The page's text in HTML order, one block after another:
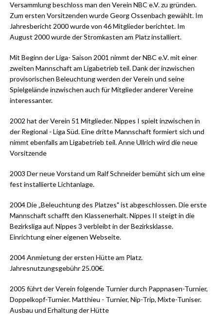
Versammlung beschloss man den Verein NBC e.V. zu gründen.
Zum ersten Vorsitzenden wurde Georg Ossenbach gewählt. Im
Jahresbericht 2000 wurde von 46 Mitglieder berichtet. Im
August 2000 wurde der Stromkasten am Platz installiert.
Mit Beginn der Liga- Saison 2001 nimmt der NBC e.V. mit einer
zweiten Mannschaft am Ligabetrieb teil. Dank der inzwischen
provisorischen Beleuchtung werden der Verein und seine
Spielgelände inzwischen auch für Mitglieder anderer Vereine
interessanter.
2002 hat der Verein 51 Mitglieder. Nippes I spielt inzwischen in
der Regional - Liga Süd. Eine dritte Mannschaft formiert sich und
nimmt ebenfalls am Ligabetrieb teil. Anne Ullrich wird die neue
Vorsitzende
2003 Der neue Vorstand um Ralf Schneider bemüht sich um eine
fest installierte Lichtanlage.
2004 Die „Beleuchtung des Platzes" ist abgeschlossen. Die erste
Mannschaft schafft den Klassenerhalt. Nippes II steigt in die
Bezirksliga auf. Nippes 3 verbleibt in der Bezirksklasse.
Einrichtung einer eigenen Webseite.
2004 Anmietung der ersten Hütte am Platz.
Jahresnutzungsgebühr 25.00€.
2005 führt der Verein folgende Turnier durch Pappnasen-Turnier,
Doppelkopf-Turnier. Matthieu - Turnier, Nip-Trip, Mixte-Tuniser.
Ausbau und Erhaltung der Hütte